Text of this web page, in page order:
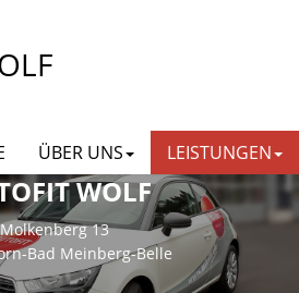
ÜBER UNS LEISTUNGEN
WOLF
Molkenberg 13
Bad Meinberg-Belle